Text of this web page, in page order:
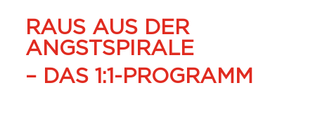
RAUS AUS DER
ANGSTSPIRALE
– DAS 1:1-PROGRAMM